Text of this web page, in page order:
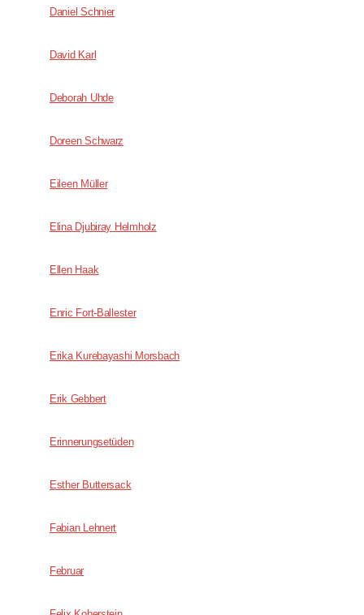
Daniel Schnier
David Karl
Deborah Uhde
Doreen Schwarz
Eileen Müller
Elina Djubiray Helmholz
Ellen Haak
Enric Fort-Ballester
Erika Kurebayashi Morsbach
Erik Gebbert
Erinnerungsetüden
Esther Buttersack
Fabian Lehnert
Februar